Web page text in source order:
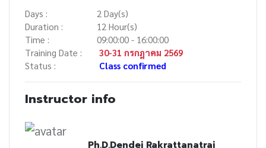
Days :
2 Day(s)
Duration :
12 Hour(s)
Time :
09:00:00 - 16:00:00
Training Date :
30-31 กรกฎาคม 2569
Status :
Class confirmed
Instructor info
Ph.D.Dendej Rakrattanatrai